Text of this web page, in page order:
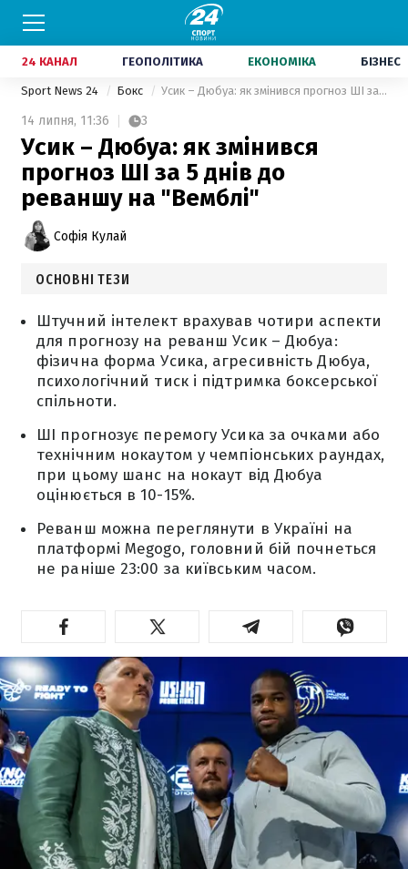
24 КАНАЛ ГЕОПОЛІТИКА ЕКОНОМІКА БІЗНЕС
Sport News 24 Бокс Усик – Дюбуа: як змінився прогноз ШІ за 5 днів до реваншу на "Вемблі"
14 липня, 11:36 3
Усик – Дюбуа: як змінився
прогноз ШІ за 5 днів до
реваншу на "Вемблі"
Софія Кулай
ОСНОВНІ ТЕЗИ
Штучний інтелект врахував чотири аспекти
для прогнозу на реванш Усик – Дюбуа:
фізична форма Усика, агресивність Дюбуа,
психологічний тиск і підтримка боксерської
спільноти.
ШІ прогнозує перемогу Усика за очками або
технічним нокаутом у чемпіонських раундах,
при цьому шанс на нокаут від Дюбуа
оцінюється в 10-15%.
Реванш можна переглянути в Україні на
платформі Megogo, головний бій почнеться
не раніше 23:00 за київським часом.